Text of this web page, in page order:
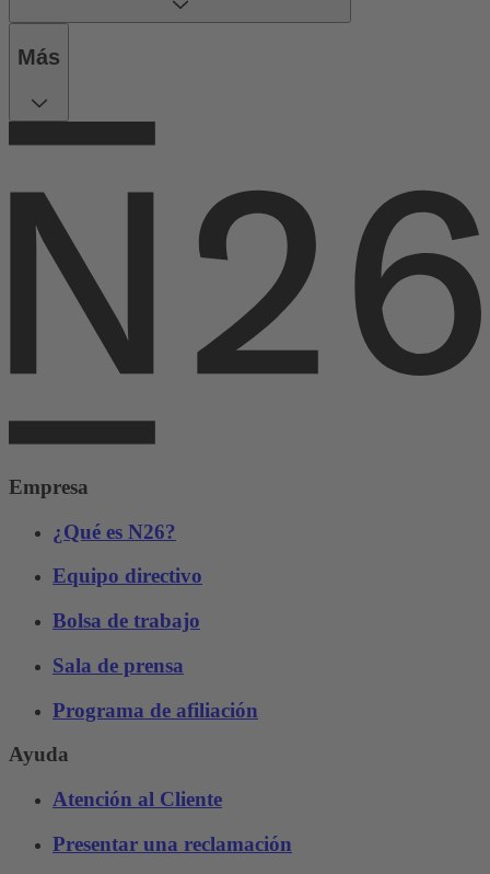
Más
Empresa
¿Qué es N26?
Equipo directivo
Bolsa de trabajo
Sala de prensa
Programa de afiliación
Ayuda
Atención al Cliente
Presentar una reclamación